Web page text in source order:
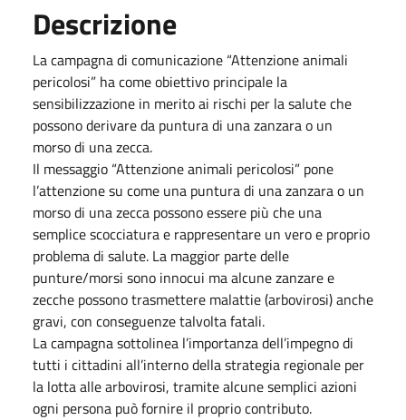
Descrizione
La campagna di comunicazione “Attenzione animali
pericolosi” ha come obiettivo principale la
sensibilizzazione in merito ai rischi per la salute che
possono derivare da puntura di una zanzara o un
morso di una zecca.
Il messaggio “Attenzione animali pericolosi” pone
l’attenzione su come una puntura di una zanzara o un
morso di una zecca possono essere più che una
semplice scocciatura e rappresentare un vero e proprio
problema di salute. La maggior parte delle
punture/morsi sono innocui ma alcune zanzare e
zecche possono trasmettere malattie (arbovirosi) anche
gravi, con conseguenze talvolta fatali.
La campagna sottolinea l’importanza dell’impegno di
tutti i cittadini all’interno della strategia regionale per
la lotta alle arbovirosi, tramite alcune semplici azioni
ogni persona può fornire il proprio contributo.